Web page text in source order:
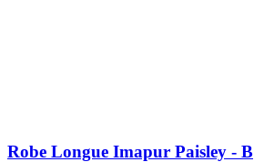
Robe Longue Imapur Paisley - B